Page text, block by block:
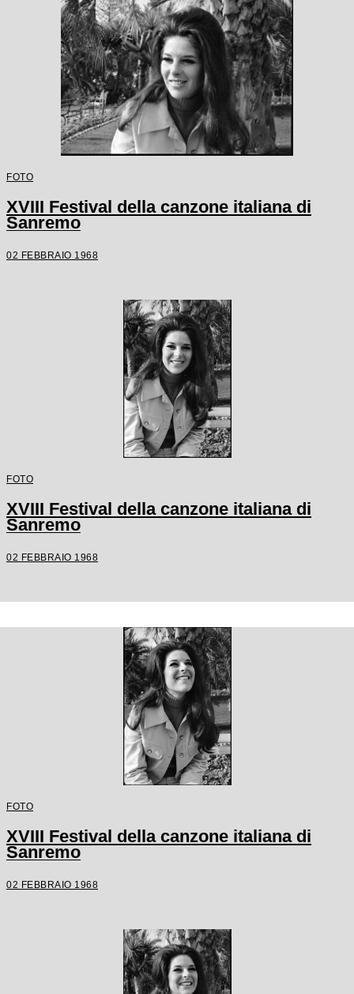
FOTO
XVIII Festival della canzone italiana di
Sanremo
02 FEBBRAIO 1968
FOTO
XVIII Festival della canzone italiana di
Sanremo
02 FEBBRAIO 1968
FOTO
XVIII Festival della canzone italiana di
Sanremo
02 FEBBRAIO 1968